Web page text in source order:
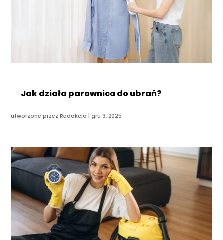
Jak działa parownica do ubrań?
utworzone przezRedakcja |gru 3, 2025